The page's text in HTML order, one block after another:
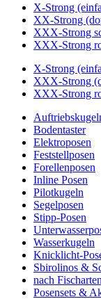
X-Strong
XX-Strong
XXX-Strong
XXX-Strong
X-Strong
XXX-Strong
XXX-Strong
Bodentaster
Elektroposen
Feststellposen
Forellenposen
Inline Posen
Pilotkugeln
Segelposen
Stipp-Posen
Wasserkugeln
Knicklicht-
Sbirolinos &
nach Fischarten
Posensets &